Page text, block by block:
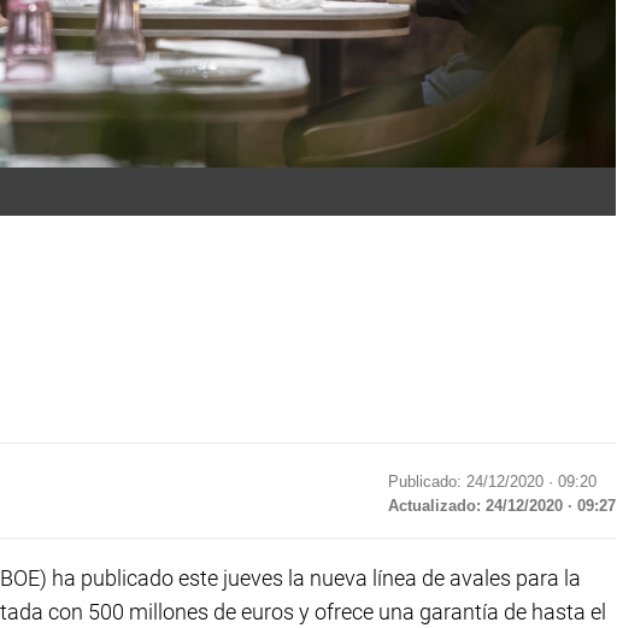
Publicado: 24/12/2020 · 09:20
Actualizado: 24/12/2020 · 09:27
ha publicado este jueves la nueva línea de avales para la
con 500 millones de euros y ofrece una garantía de hasta el